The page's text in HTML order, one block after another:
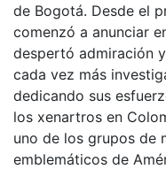
de Bogotá. Desde el
comenzó a anunciar
despertó admiración
cada vez más
dedicando sus
los xenartros en
uno de los grupos de
emblemáticos de